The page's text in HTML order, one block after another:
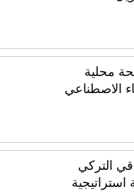
محلية
الاصطناعي
التركي